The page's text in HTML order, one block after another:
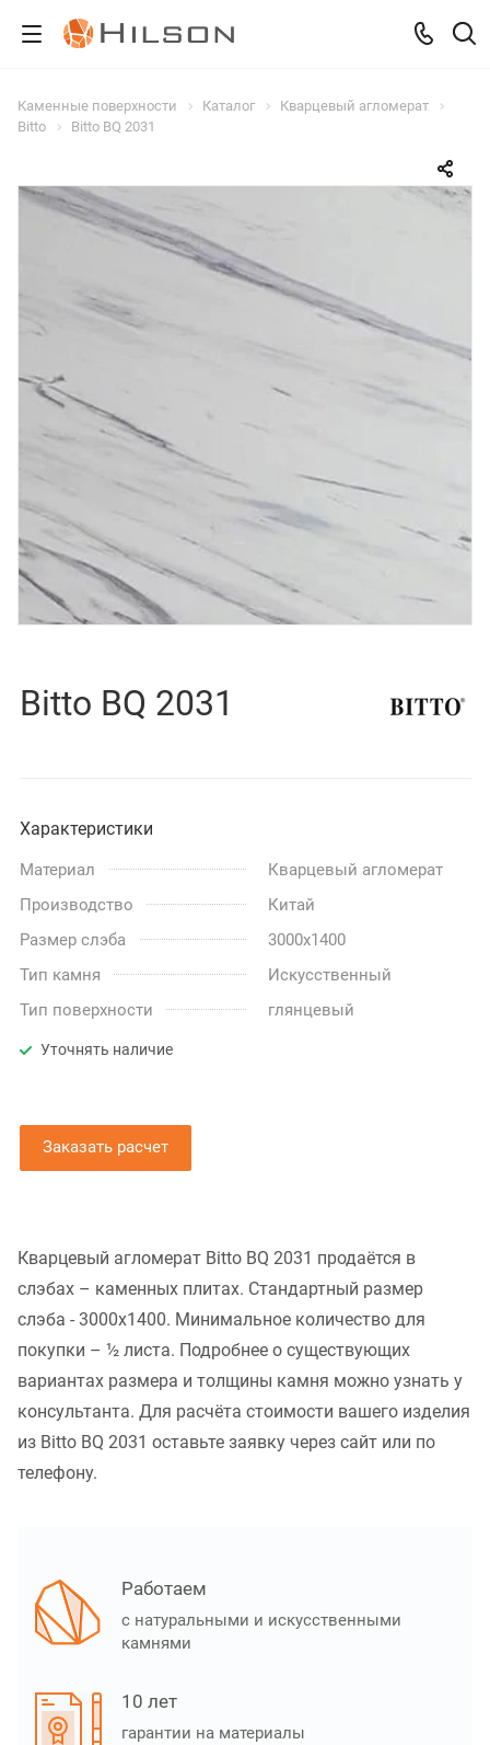
Каменные поверхности Каталог
Кварцевый агломерат
Bitto
Bitto BQ 2031
Bitto BQ 2031
Характеристики
Материал
Кварцевый агломерат
Производство
Китай
Размер слэба
3000x1400
Тип камня
Искусственный
Тип поверхности
глянцевый
Уточнять наличие
Заказать расчет
Кварцевый агломерат Bitto BQ 2031 продаётся в
слэбах – каменных плитах. Стандартный размер
слэба - 3000x1400. Минимальное количество для
покупки – ½ листа. Подробнее о существующих
вариантах размера и толщины камня можно узнать у
консультанта. Для расчёта стоимости вашего изделия
из Bitto BQ 2031 оставьте заявку через сайт или по
телефону.
Работаем
с натуральными и искусственными
камнями
10 лет
гарантии на материалы